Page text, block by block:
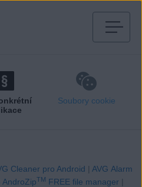
Soubory cookie
Cleaner pro Android | AVG Alarm
AndroZipTM FREE file manager |